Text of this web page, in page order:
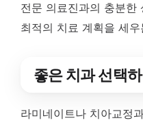
전문 의료진과의 충분한
최적의 치료 계획을 세
좋은 치과 선택
라미네이트나 치아교정